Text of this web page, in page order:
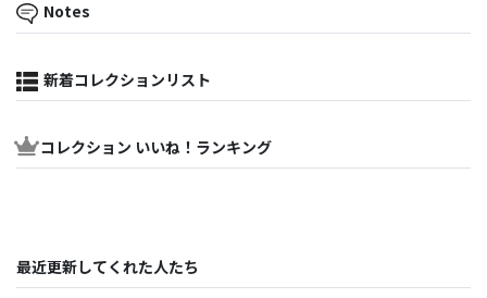
Notes
新着コレクションリスト
コレクション いいね！ランキング
最近更新してくれた人たち